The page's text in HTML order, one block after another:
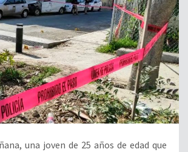
una joven de 25 años de edad que